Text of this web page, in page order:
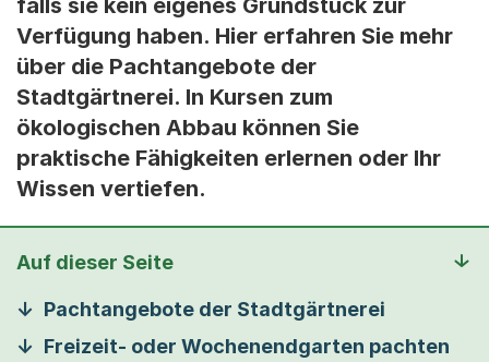
falls sie kein eigenes Grundstück zur
Verfügung haben. Hier erfahren Sie mehr
über die Pachtangebote der
Stadtgärtnerei. In Kursen zum
ökologischen Abbau können Sie
praktische Fähigkeiten erlernen oder Ihr
Wissen vertiefen.
Auf dieser Seite
Pachtangebote der Stadtgärtnerei
Freizeit- oder Wochenendgarten pachten